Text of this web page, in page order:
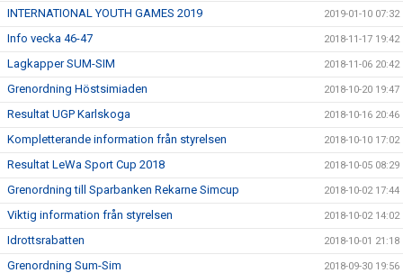
INTERNATIONAL YOUTH GAMES 2019 2019-01-10 07:32
Info vecka 46-47 2018-11-17 19:42
Lagkapper SUM-SIM 2018-11-06 20:42
Grenordning Höstsimiaden 2018-10-20 19:47
Resultat UGP Karlskoga 2018-10-16 20:46
Kompletterande information från styrelsen 2018-10-10 17:02
Resultat LeWa Sport Cup 2018 2018-10-05 08:29
Grenordning till Sparbanken Rekarne Simcup 2018-10-02 17:44
Viktig information från styrelsen 2018-10-02 14:02
Idrottsrabatten 2018-10-01 21:18
Grenordning Sum-Sim 2018-09-30 19:56